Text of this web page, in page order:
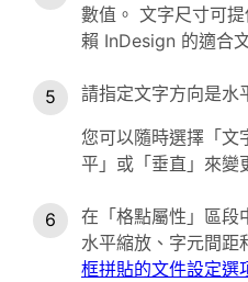
數值。 文字尺寸可
賴 InDesign 的適合
請指定文字方向是水
您可以隨時選擇「文
平」或「垂直」來變
在「格點屬性」區段
水平縮放、字元間距
框拼貼的文件設定選